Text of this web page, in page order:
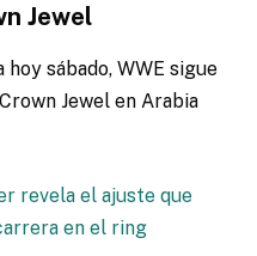
Jewel
sábado, WWE sigue
Jewel en Arabia
revela el ajuste que
en el ring